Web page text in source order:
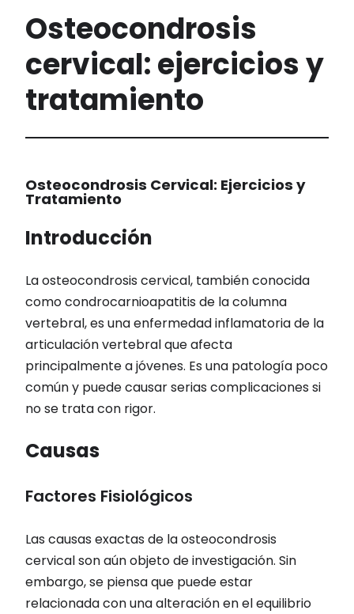
Osteocondrosis
cervical: ejercicios y
tratamiento
Osteocondrosis Cervical: Ejercicios y
Tratamiento
Introducción
La osteocondrosis cervical, también conocida
como condrocarnioapatitis de la columna
vertebral, es una enfermedad inflamatoria de la
articulación vertebral que afecta
principalmente a jóvenes. Es una patología poco
común y puede causar serias complicaciones si
no se trata con rigor.
Causas
Factores Fisiológicos
Las causas exactas de la osteocondrosis
cervical son aún objeto de investigación. Sin
embargo, se piensa que puede estar
relacionada con una alteración en el equilibrio